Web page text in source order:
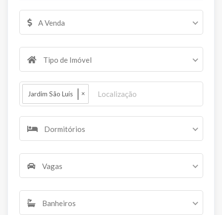
A Venda
Tipo de Imóvel
Jardim São Luís ×
Dormitórios
Vagas
Banheiros